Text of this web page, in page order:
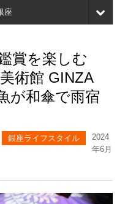
座
賞を楽しむ
術館 GINZA
が和傘で雨宿
銀座ライフスタイル
2024
年6月